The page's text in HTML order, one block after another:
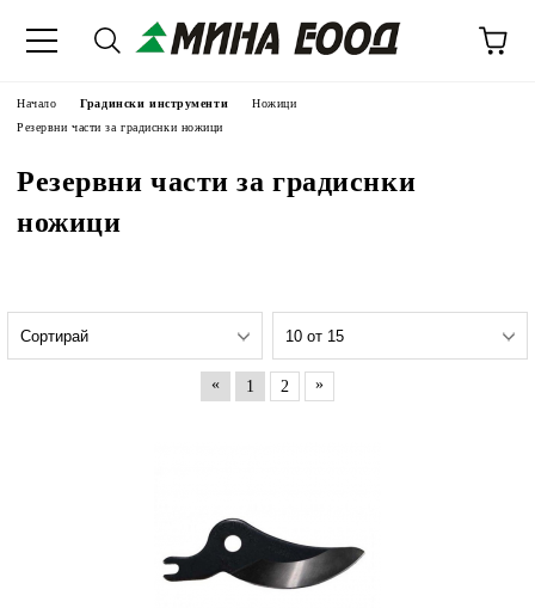
Начало Градински инструменти
Ножици
Резервни части за градиснки ножици
Резервни части за градиснки
ножици
« 1 2 »